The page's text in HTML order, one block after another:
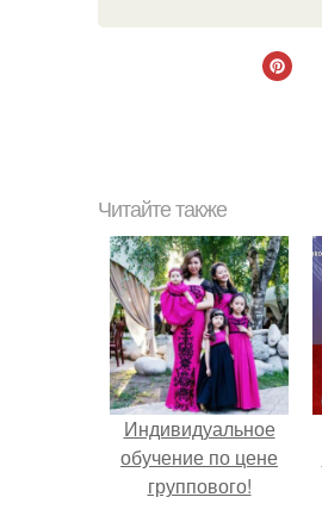
Читайте также
Индивидуальное
обучение по цене
группового!